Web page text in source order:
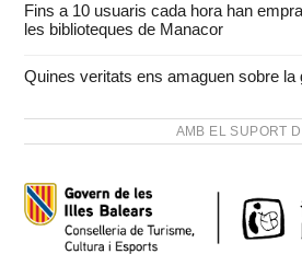
Fins a 10 usuaris cada hora han
les biblioteques de Manacor
Quines veritats ens amaguen sobre la
AMB EL SUPORT